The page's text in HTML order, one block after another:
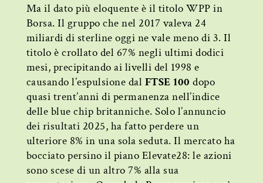
Ma il dato più eloquente è il titolo WPP in
Borsa. Il gruppo che nel 2017 valeva 24
miliardi di sterline oggi ne vale meno di 3. Il
titolo è crollato del 67% negli ultimi dodici
mesi, precipitando ai livelli del 1998 e
causando l’espulsione dal FTSE 100dopo
quasi trent’anni di permanenza nell’indice
delle blue chip britanniche. Solo l’annuncio
dei risultati 2025, ha fatto perdere un
ulteriore 8% in una sola seduta. Il mercato ha
bocciato persino il piano Elevate28: le azioni
sono scese di un altro 7% alla sua